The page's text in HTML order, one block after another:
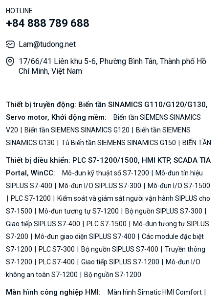
HOTLINE
+84 888 789 688
Lam@tudong.net
17/66/41 Liên khu 5-6, Phường Bình Tân, Thành phố Hồ
Chí Minh, Việt Nam
Thiết bị truyền động: Biến tần SINAMICS G110/G120/G130,
Servo motor, Khởi động mềm:
Biến tần SIEMENS SINAMICS
V20
Biến tần SIEMENS SINAMICS G120
Biến tần SIEMENS
SINAMICS G130
Tủ Biến tần SIEMENS SINAMICS G150 BIẾN TẦN
Thiết bị điều khiển: PLC S7-1200/1500, HMI KTP, SCADA TIA
Portal, WinCC:
Mô-đun kỹ thuật số S7-1200
Mô-đun tín hiệu
SIPLUS S7-400
Mô-đun I/O SIPLUS S7-300
Mô-đun I/O S7-1500
PLC S7-1200
Kiểm soát và giám sát người vận hành SIPLUS cho
S7-1500
Mô-đun tương tự S7-1200
Bộ nguồn SIPLUS S7-300
Giao tiếp SIPLUS S7-400
PLC S7-1500
Mô-đun tương tự SIPLUS
S7-200
Mô-đun giao diện SIPLUS S7-400
Các module đặc biệt
S7-1200
PLC S7-300 Bộ nguồn SIPLUS S7-400
Truyền thông
S7-1200
PLC S7-400 Giao tiếp SIPLUS S7-1200
Mô-đun I/O
không an toàn S7-1200
Bộ nguồn S7-1200
Màn hình công nghiệp HMI:
Màn hình Simatic HMI Comfort